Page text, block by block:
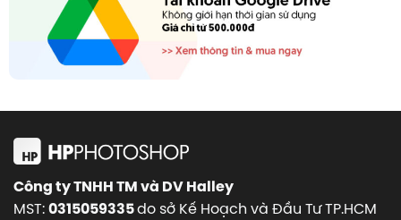
Công ty TNHH TM và DV Halley
MST:0315059335do sở Kế Hoạch và Đầu Tư TP.HCM